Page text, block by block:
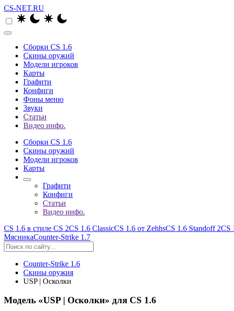
CS-NET.RU
Сборки CS 1.6
Скины оружий
Модели игроков
Карты
Графити
Конфиги
Фоны меню
Звуки
Статьи
Видео инфо.
Сборки CS 1.6
Скины оружий
Модели игроков
Карты
Графити
Конфиги
Статьи
Видео инфо.
CS 1.6 в стиле CS 2CS 1.6 ClassicCS 1.6 от ZehhsCS 1.6 Standoff 2CS
МясникаCounter-Strike 1.7
Counter-Strike 1.6
Скины оружия
USP | Осколки
Модель «USP | Осколки» для CS 1.6